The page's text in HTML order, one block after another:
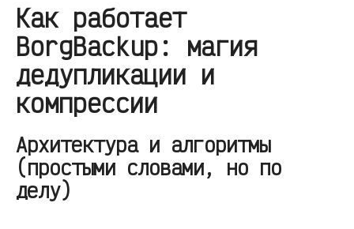
Как работает
BorgBackup: магия
дедупликации и
компрессии
Архитектура и алгоритмы
(простыми словами, но по
делу)